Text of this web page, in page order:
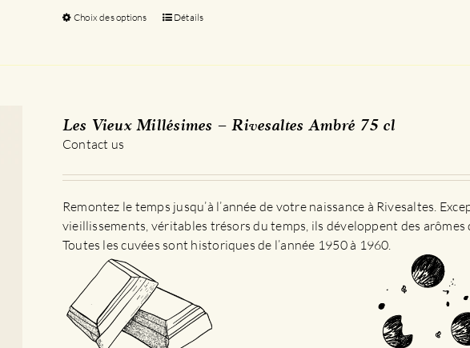
Choix des options
Ce
options
être
sur
la
page
produit
Détails
Les Vieux Millésimes – Rivesaltes Ambré 75 cl
Contact us
Remontez le temps jusqu’à l’année de votre naissance à Rivesaltes.
vieillissements, véritables trésors du temps, ils développent des
Toutes les cuvées sont historiques de l’année 1950 à 1960.